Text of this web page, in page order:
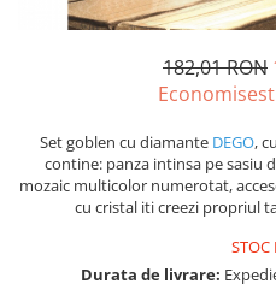
182,01 RON
Set goblen cu diamante DEGO,
contine: panza intinsa pe sasiu
mozaic multicolor numerotat,
cu cristal iti creezi propriul
STOC
Durata de livrare: